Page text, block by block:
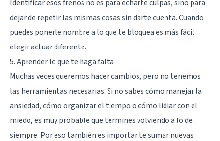
Identificar esos frenos no es para echarte culpas, sino para
dejar de repetir las mismas cosas sin darte cuenta. Cuando
puedes ponerle nombre a lo que te bloquea es más fácil
elegir actuar diferente.
5. Aprender lo que te haga falta
Muchas veces queremos hacer cambios, pero no tenemos
las herramientas necesarias. Si no sabes cómo manejar la
ansiedad, cómo organizar el tiempo o cómo lidiar con el
miedo, es muy probable que termines volviendo a lo de
siempre. Por eso también es importante sumar nuevas